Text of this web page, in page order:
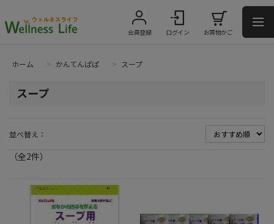
会員登録 ログイン お買物かご
ホーム > かんてんぱぱ > スープ
スープ
並べ替え：
（全2件）